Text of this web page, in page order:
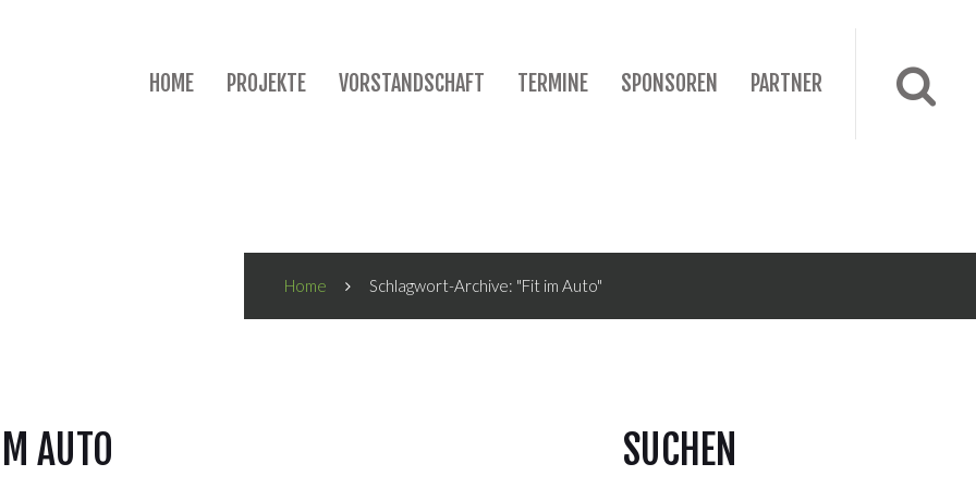
HOME PROJEKTE VORSTANDSCHAFT TERMINE SPONSOREN PARTNER
Home Schlagwort-Archive: "Fit im Auto"
AUTO SUCHEN